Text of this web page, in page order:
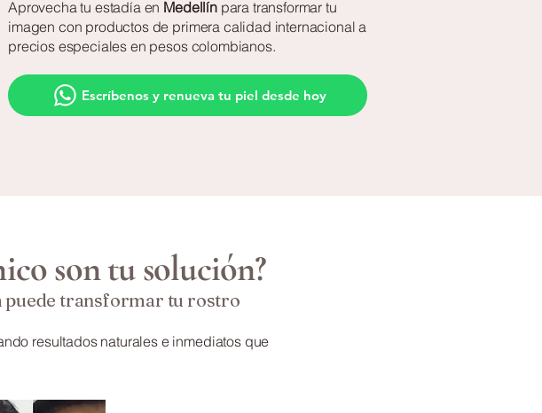
Aprovecha tu estadía en Medellín para transformar tu
imagen con productos de primera calidad internacional a
precios especiales en pesos colombianos.
Escríbenos y renueva tu piel desde hoy
son tu solución?
puede transformar tu rostro
resultados naturales e inmediatos que